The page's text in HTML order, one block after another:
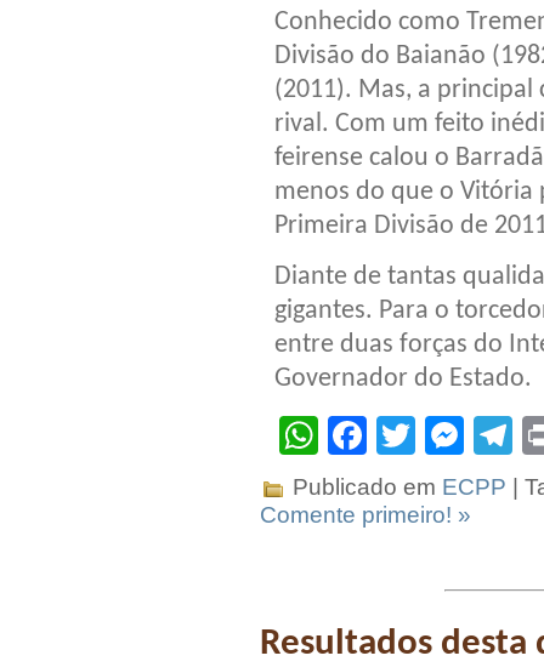
Conhecido como
Divisão do Baianão
(2011). Mas, a
rival. Com um feito
feirense calou o
menos do que o Vitória
Primeira Divisão de
Diante de tantas
gigantes. Para o
entre duas forças do
Governador do Estado.
WhatsApp
Facebook
Twitter
Publicado em ECPP |
Comente primeiro! »
Resultados desta